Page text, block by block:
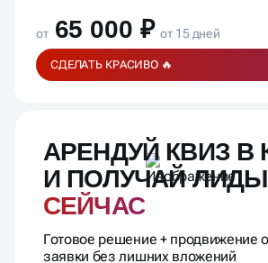
от 65 000 ₽ от 15 дней
СДЕЛАТЬ КРАСИВО 🔥
АРЕНДУЙ КВИЗ В
И ПОЛУЧАЙ
СЕЙЧАС
Готовое решение + продвижение
заявки без лишних вложений